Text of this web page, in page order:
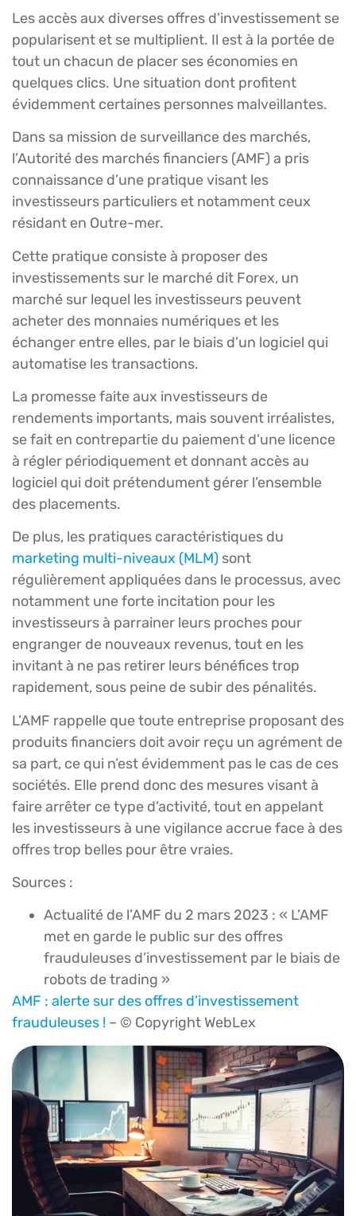
Les accès aux diverses offres d’investissement se
popularisent et se multiplient. Il est à la portée de
tout un chacun de placer ses économies en
quelques clics. Une situation dont profitent
évidemment certaines personnes malveillantes.
Dans sa mission de surveillance des marchés,
l’Autorité des marchés financiers (AMF) a pris
connaissance d’une pratique visant les
investisseurs particuliers et notamment ceux
résidant en Outre-mer.
Cette pratique consiste à proposer des
investissements sur le marché dit Forex, un
marché sur lequel les investisseurs peuvent
acheter des monnaies numériques et les
échanger entre elles, par le biais d’un logiciel qui
automatise les transactions.
La promesse faite aux investisseurs de
rendements importants, mais souvent irréalistes,
se fait en contrepartie du paiement d’une licence
à régler périodiquement et donnant accès au
logiciel qui doit prétendument gérer l’ensemble
des placements.
De plus, les pratiques caractéristiques du
marketing multi-niveaux (MLM) sont
régulièrement appliquées dans le processus, avec
notamment une forte incitation pour les
investisseurs à parrainer leurs proches pour
engranger de nouveaux revenus, tout en les
invitant à ne pas retirer leurs bénéfices trop
rapidement, sous peine de subir des pénalités.
L’AMF rappelle que toute entreprise proposant des
produits financiers doit avoir reçu un agrément de
sa part, ce qui n’est évidemment pas le cas de ces
sociétés. Elle prend donc des mesures visant à
faire arrêter ce type d’activité, tout en appelant
les investisseurs à une vigilance accrue face à des
offres trop belles pour être vraies.
Sources :
Actualité de l’AMF du 2 mars 2023 : « L’AMF
met en garde le public sur des offres
frauduleuses d’investissement par le biais de
robots de trading »
AMF : alerte sur des offres d’investissement
frauduleuses ! – © Copyright WebLex